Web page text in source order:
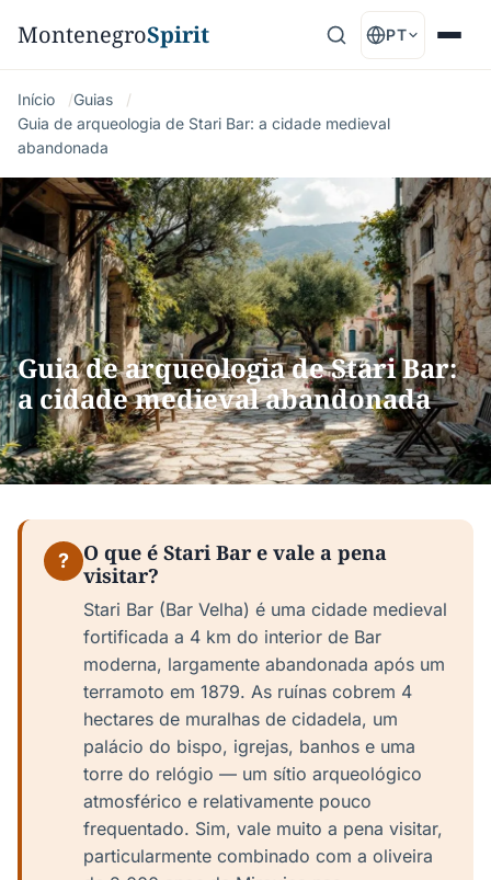
MontenegroSpirit PT
Início
Guias
Guia de arqueologia de Stari Bar: a cidade medieval
abandonada
Guia de arqueologia de Stari Bar:
a cidade medieval abandonada
?
O que é Stari Bar e vale a pena
visitar?
Stari Bar (Bar Velha) é uma cidade medieval
fortificada a 4 km do interior de Bar
moderna, largamente abandonada após um
terramoto em 1879. As ruínas cobrem 4
hectares de muralhas de cidadela, um
palácio do bispo, igrejas, banhos e uma
torre do relógio — um sítio arqueológico
atmosférico e relativamente pouco
frequentado. Sim, vale muito a pena visitar,
particularmente combinado com a oliveira